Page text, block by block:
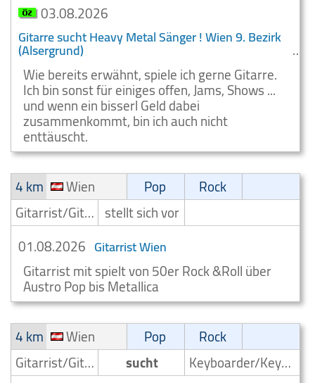
03.08.2026
Gitarre sucht Heavy Metal Sänger ! Wien 9. Bezirk
(Alsergrund)
Wie bereits erwähnt, spiele ich gerne Gitarre.
Ich bin sonst für einiges offen, Jams, Shows ...
und wenn ein bisserl Geld dabei
zusammenkommt, bin ich auch nicht
enttäuscht.
4 km
Wien Pop
Rock
Gitarrist/Gitarrenspieler stellt sich vor
01.08.2026 Gitarrist Wien
Gitarrist mit spielt von 50er Rock &Roll über
Austro Pop bis Metallica
4 km
Wien Pop
Rock
Gitarrist/Gitarrenspieler
sucht
Keyboarder/Keyboardspieler